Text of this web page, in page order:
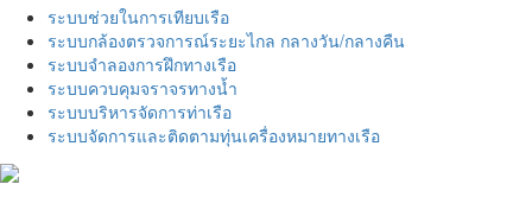
ระบบช่วยในการเทียบเรือ
ระบบกล้องตรวจการณ์ระยะไกล กลางวัน/กลางคืน
ระบบจำลองการฝึกทางเรือ
ระบบควบคุมจราจรทางน้ำ
ระบบบริหารจัดการท่าเรือ
ระบบจัดการและติดตามทุ่นเครื่องหมายทางเรือ